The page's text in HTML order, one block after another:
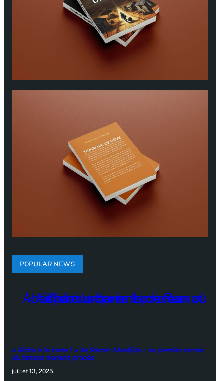
POPULAR NEWS
« Aïcha à la barre ! » de Ramat Abadjida : un premier roman
où l’amour devient procès
juillet 13, 2025